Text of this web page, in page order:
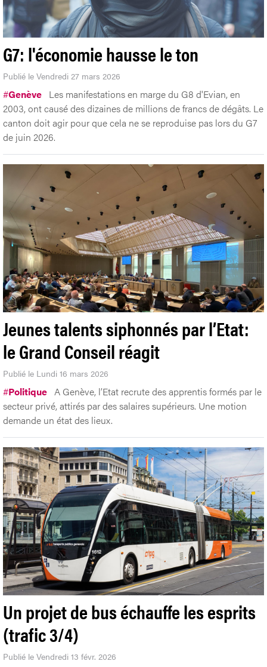
G7: l'économie hausse le ton
Publié le Vendredi 27 mars 2026
#Genève Les manifestations en marge du G8 d'Evian, en
2003, ont causé des dizaines de millions de francs de dégâts. Le
canton doit agir pour que cela ne se reproduise pas lors du G7
de juin 2026.
Jeunes talents siphonnés par l’Etat:
le Grand Conseil réagit
Publié le Lundi 16 mars 2026
#Politique A Genève, l’Etat recrute des apprentis formés par le
secteur privé, attirés par des salaires supérieurs. Une motion
demande un état des lieux.
Un projet de bus échauffe les esprits
(trafic 3/4)
Publié le Vendredi 13 févr. 2026